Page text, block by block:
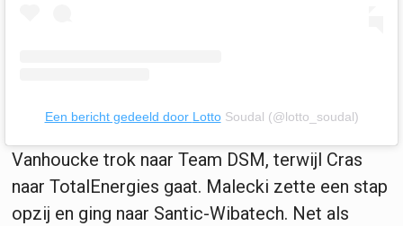
Een bericht gedeeld door LottoSoudal (@lotto_soudal)
Vanhoucke trok naar Team DSM, terwijl Cras
naar TotalEnergies gaat. Malecki zette een stap
opzij en ging naar Santic-Wibatech. Net als